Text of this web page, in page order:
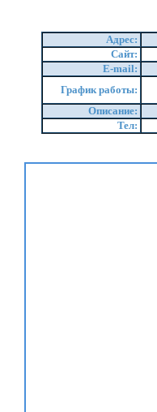
Адрес:
Сайт:
E-mail:
График работы:
Описание:
Тел: